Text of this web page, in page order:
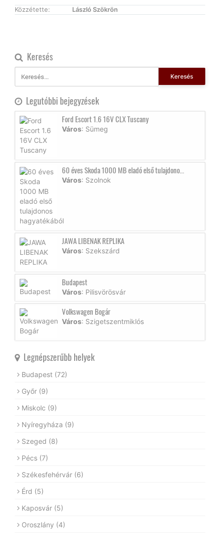
Közzétette:
László Szökrön
Keresés
Keresés
Legutóbbi bejegyzések
Ford Escort 1.6 16V CLX Tuscany
Város: Sümeg
60 éves Skoda 1000 MB eladó első tulajdono...
Város: Szolnok
JAWA LIBENAK REPLIKA
Város: Szekszárd
Budapest
Város: Pilisvörösvár
Volkswagen Bogár
Város: Szigetszentmiklós
Legnépszerűbb helyek
Budapest (72)
Győr (9)
Miskolc (9)
Nyíregyháza (9)
Szeged (8)
Pécs (7)
Székesfehérvár (6)
Érd (5)
Kaposvár (5)
Oroszlány (4)